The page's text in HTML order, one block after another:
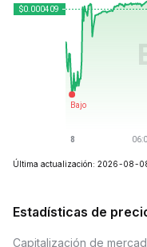
Última actualización: 2026-08-
Estadísticas de
Capitalización de